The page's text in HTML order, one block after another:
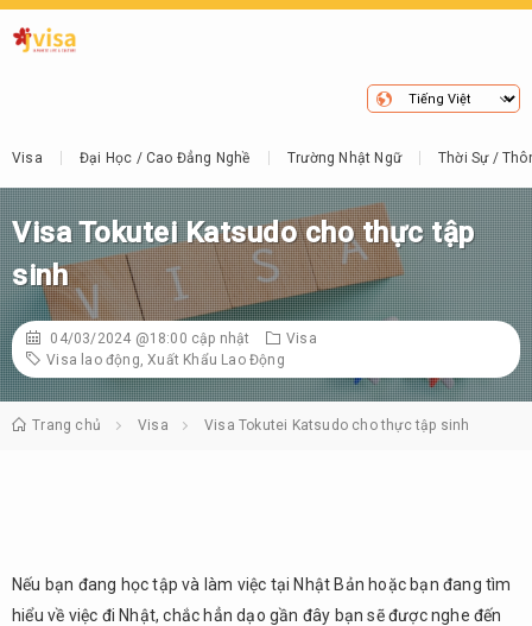
Visa Đại Học / Cao Đẳng Nghề Trường Nhật Ngữ Thời Sự /
Visa Tokutei Katsudo cho thực tập
sinh
04/03/2024 @18:00 cập nhật
Visa
Visa lao động,Xuất Khẩu Lao Động
Trang chủ Visa Visa Tokutei Katsudo cho thực tập sinh
Nếu bạn đang học tập và làm việc tại Nhật Bản hoặc bạn đang tìm
hiểu về việc đi Nhật, chắc hẳn dạo gần đây bạn sẽ được nghe đến